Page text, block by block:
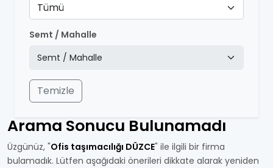
Tümü
Semt / Mahalle
Temizle
Arama Sonucu Bulunamadı
Üzgünüz, "Ofis taşımacılığı DÜZCE" ile ilgili bir firma
bulamadık. Lütfen aşağıdaki önerileri dikkate alarak yeniden